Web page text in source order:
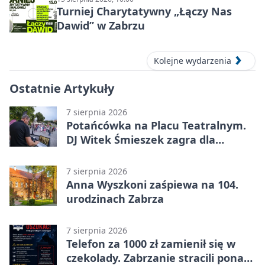
Turniej Charytatywny „Łączy Nas
Dawid” w Zabrzu
Kolejne wydarzenia
Ostatnie Artykuły
7 sierpnia 2026
Potańcówka na Placu Teatralnym.
DJ Witek Śmieszek zagra dla
7 sierpnia 2026
Anna Wyszkoni zaśpiewa na 104.
urodzinach Zabrza
7 sierpnia 2026
Telefon za 1000 zł zamienił się w
czekolady. Zabrzanie stracili ponad